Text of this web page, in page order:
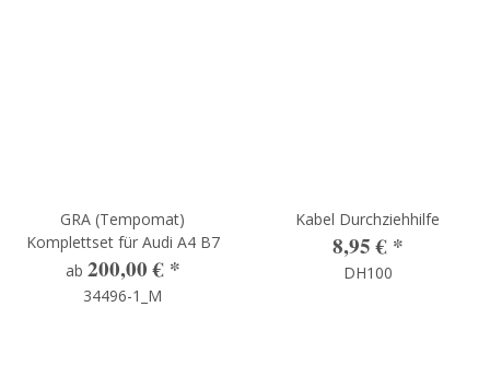
GRA (Tempomat)
Komplettset für Audi A4 B7
ab 200,00 € *
34496-1_M
Kabel Durchziehhilfe
8,95 € *
DH100